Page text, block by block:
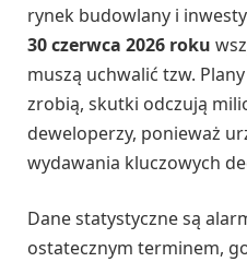
rynek budowlany i
30 czerwca 2026 roku
muszą uchwalić tzw.
zrobią, skutki odczują
deweloperzy, ponieważ
wydawania kluczowych
Dane statystyczne są
ostatecznym terminem,